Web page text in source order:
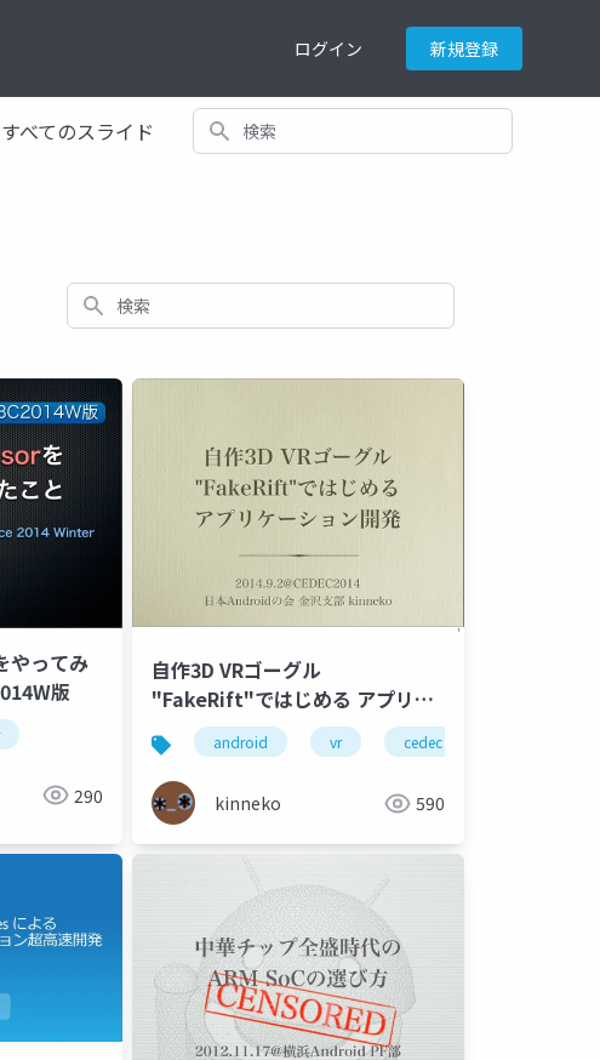
ログイン 新規登録
すべてのスライド 検索
検索
ってみ
版
290
自作3D VRゴーグル
"FakeRift"ではじめる アプリケ
ーション開発
android vr cedec
kinneko 590